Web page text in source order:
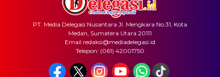
PT. Media Delegasi Nusantara Jl. Mengkara No.31, Kota
Medan, Sumatera Utara 20111
Email redaksi@mediadelegasi.id
Telepon: (061) 42001750